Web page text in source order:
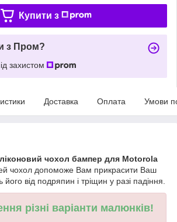
Купити з
з Пром?
захистом
Доставка Оплата Умови
чохол бампер для Motorola
чохол допоможе Вам прикрасити Ваш
від подряпин і тріщин у разі падіння.
різні варіанти малюнків!